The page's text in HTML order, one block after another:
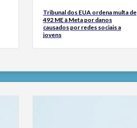
Tribunal dos EUA ordena multa de
492 ME à Meta por danos
causados por redes sociais a
jovens